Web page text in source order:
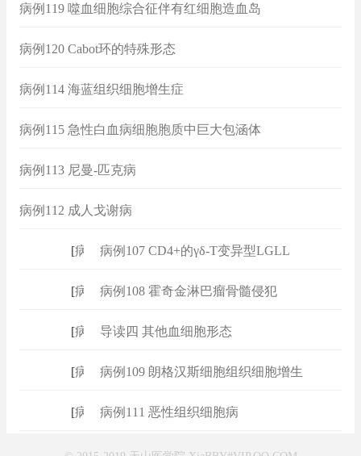
病例119 噬血细胞综合征伴有红细胞造血岛
病例120 Cabot环的特殊形态
病例114 海蓝组织细胞增生症
病例115 急性白血病细胞胞质中巨大包涵体
病例113 尼曼-匹克病
病例112 成人戈谢病
病例 病例107 CD4+的γδ-T变异型LGLL
病例 病例108 霍奇金淋巴瘤骨髓侵犯
病例 导读四 其他血细胞形态
病例 病例109 朗格汉斯细胞组织细胞增生
病例 病例111 恶性组织细胞病